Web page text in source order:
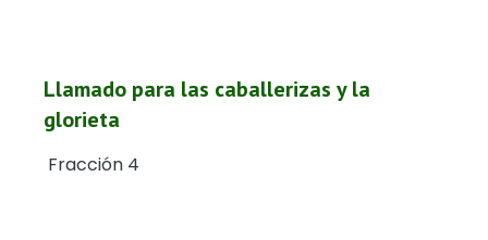
Llamado para las caballerizas y la
glorieta
Fracción 4